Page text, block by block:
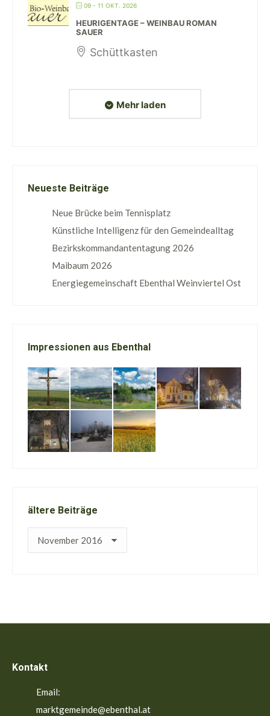
09 - 11 OKT. 2026
HEURIGENTAGE – WEINBAU ROMAN
SAUER
Schüttkasten
Mehr laden
Neueste Beiträge
Neue Brücke beim Tennisplatz
Künstliche Intelligenz für den Gemeindealltag
Bezirkskommandantentagung 2026
Maibaum 2026
Energiegemeinschaft Ebenthal Weinviertel Ost
Impressionen aus Ebenthal
ältere Beiträge
ältere
Kontakt
Email:
marktgemeinde@ebenthal.at